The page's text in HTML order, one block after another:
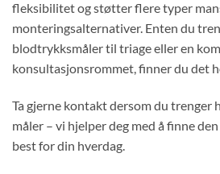
fleksibilitet og støtter flere typer
monteringsalternativer. Enten du
blodtrykksmåler til triage eller en
konsultasjonsrommet, finner du det
Ta gjerne kontakt dersom du trenger
måler – vi hjelper deg med å finne
best for din hverdag.